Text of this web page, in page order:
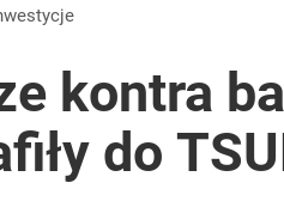
z Danii. Tego potrzebuje dziś
kontra
do